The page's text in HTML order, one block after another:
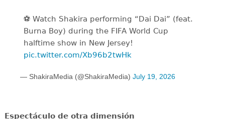
⚽️️ Watch Shakira performing “Dai Dai” (feat.
Burna Boy) during the FIFA World Cup
halftime show in New Jersey!
pic.twitter.com/Xb96b2twHk
— ShakiraMedia (@ShakiraMedia) July 19, 2026
Espectáculo de otra dimensión